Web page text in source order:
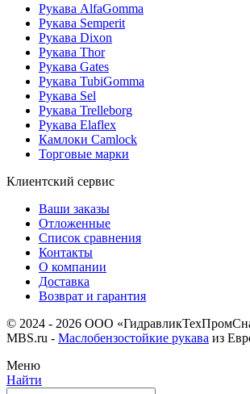
Рукава AlfaGomma
Рукава Semperit
Рукава Dixon
Рукава Thor
Рукава Gates
Рукава TubiGomma
Рукава Sel
Рукава Trelleborg
Рукава Elaflex
Камлоки Camlock
Торговые марки
Клиентский сервис
Ваши заказы
Отложенные
Список сравнения
Контакты
О компании
Доставка
Возврат и гарантия
© 2024 - 2026 ООО
MBS.ru - Маслобензостойкие рукава из
Меню
Найти